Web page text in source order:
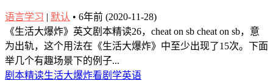
语言学习 | 默认 • 6年前 (2020-11-28)
《生活大爆炸》英文剧本精读26，cheat on sb cheat on sb，意
为出轨，这个用法在《生活大爆炸》中至少出现了15次。下面
举几个有趣场景下的例子...
剧本精读生活大爆炸看剧学英语